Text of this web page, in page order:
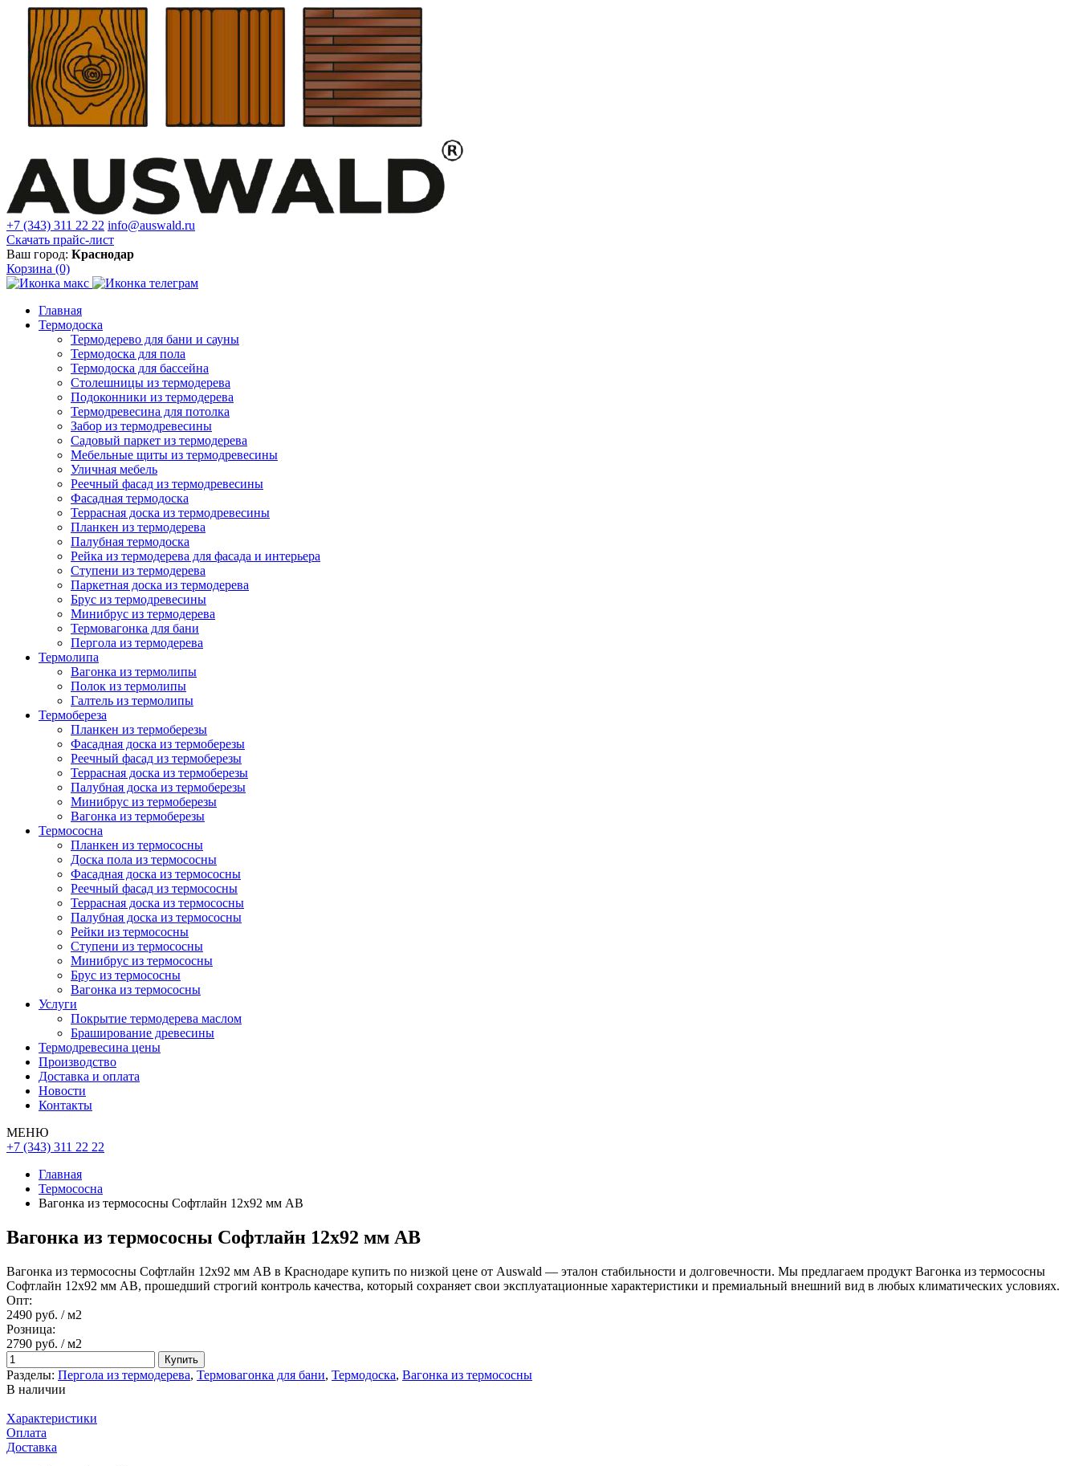
+7 (343) 311 22 22 info@auswald.ru
Скачать прайс-лист
Ваш город: Краснодар
Корзина (0)
Главная
Термодоска
Термодерево для бани и сауны
Термодоска для пола
Термодоска для бассейна
Столешницы из термодерева
Подоконники из термодерева
Термодревесина для потолка
Забор из термодревесины
Садовый паркет из термодерева
Мебельные щиты из термодревесины
Уличная мебель
Реечный фасад из термодревесины
Фасадная термодоска
Террасная доска из термодревесины
Планкен из термодерева
Палубная термодоска
Рейка из термодерева для фасада и интерьера
Ступени из термодерева
Паркетная доска из термодерева
Брус из термодревесины
Минибрус из термодерева
Термовагонка для бани
Пергола из термодерева
Термолипа
Вагонка из термолипы
Полок из термолипы
Галтель из термолипы
Термобереза
Планкен из термоберезы
Фасадная доска из термоберезы
Реечный фасад из термоберезы
Террасная доска из термоберезы
Палубная доска из термоберезы
Минибрус из термоберезы
Вагонка из термоберезы
Термососна
Планкен из термососны
Доска пола из термососны
Фасадная доска из термососны
Реечный фасад из термососны
Террасная доска из термососны
Палубная доска из термососны
Рейки из термососны
Ступени из термососны
Минибрус из термососны
Брус из термососны
Вагонка из термососны
Услуги
Покрытие термодерева маслом
Браширование древесины
Термодревесина цены
Производство
Доставка и оплата
Новости
Контакты
МЕНЮ
+7 (343) 311 22 22
Главная
Термососна
Вагонка из термососны Софтлайн 12х92 мм АВ
Вагонка из термососны Софтлайн 12х92 мм АВ
Вагонка из термососны Софтлайн 12х92 мм АВ в Краснодаре купить по низкой цене от Auswald — эталон стабильности и долговечности. Мы предлагаем продукт Вагонка из термососны
Софтлайн 12х92 мм АВ, прошедший строгий контроль качества, который сохраняет свои эксплуатационные характеристики и премиальный внешний вид в любых климатических условиях.
Опт:
2490 руб. / м2
Розница:
2790 руб. / м2
Купить
Разделы: Пергола из термодерева, Термовагонка для бани, Термодоска, Вагонка из термососны
В наличии
Характеристики
Оплата
Доставка